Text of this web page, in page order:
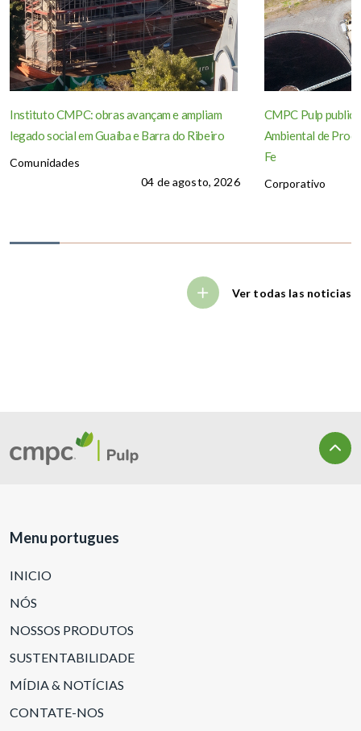
Instituto CMPC: obras avançam e ampliam
legado social em Guaíba e Barra do Ribeiro
Comunidades
04 de agosto, 2026
CMPC Pulp
Ambiental de
Fe
Corporativo
Ver todas las noticias
Menu portugues
INICIO
NÓS
NOSSOS PRODUTOS
SUSTENTABILIDADE
MÍDIA & NOTÍCIAS
CONTATE-NOS